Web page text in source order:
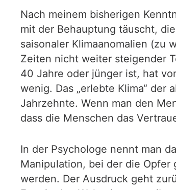
Nach meinem bisherigen
mit der Behauptung täuscht,
saisonaler Klimaanomalien (zu
Zeiten nicht weiter steigender
40 Jahre oder jünger ist, hat
wenig. Das „erlebte Klima“
Jahrzehnte. Wenn man den
dass die Menschen das
In der Psychologe nennt man
Manipulation, bei der die
werden. Der Ausdruck geht